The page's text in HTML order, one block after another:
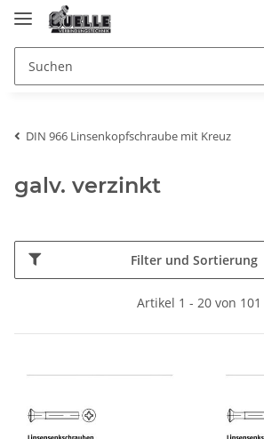
DIN 966 Linsenkopfschraube mit Kreuz
galv. verzinkt
Filter und Sortierung
Artikel 1 - 20 von 101